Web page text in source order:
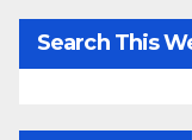
Search This